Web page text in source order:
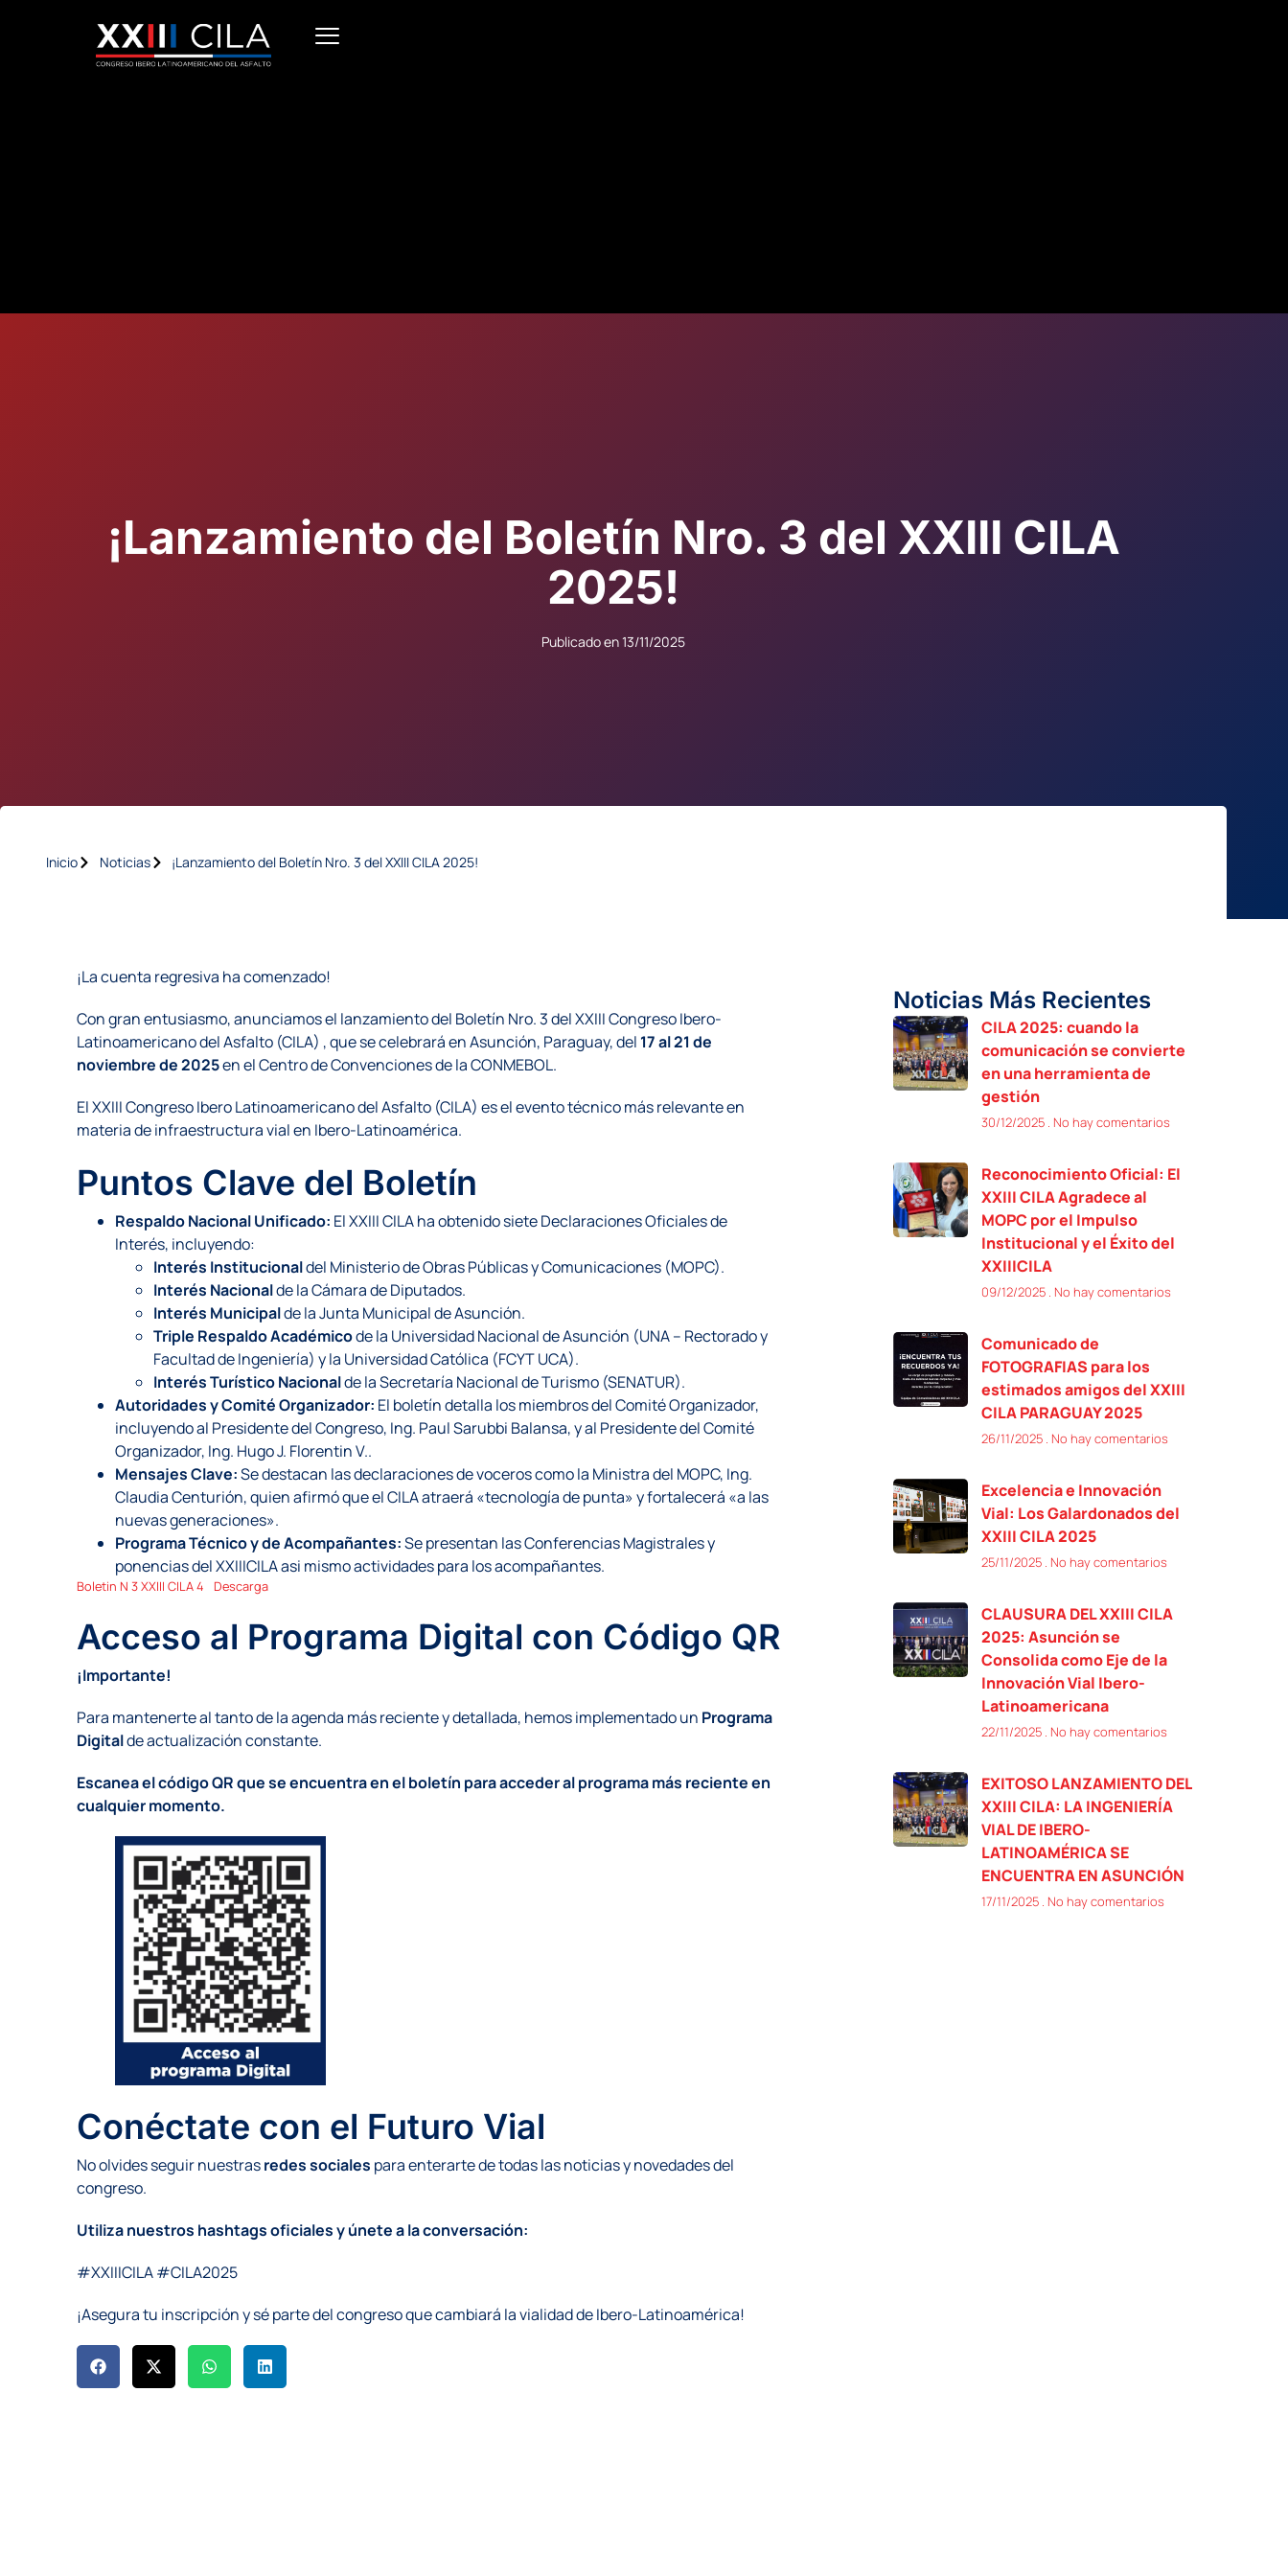
¡Lanzamiento del Boletín Nro. 3 del XXIII CILA
2025!
Publicado en13/11/2025
Inicio Noticias ¡Lanzamiento del Boletín Nro. 3 del XXIII CILA 2025!
¡La cuenta regresiva ha comenzado!
Con gran entusiasmo, anunciamos el lanzamiento del Boletín Nro. 3 del XXIII Congreso Ibero-
Latinoamericano del Asfalto (CILA) , que se celebrará en Asunción, Paraguay, del 17 al 21 de
noviembre de 2025en el Centro de Convenciones de la CONMEBOL.
El XXIII Congreso Ibero Latinoamericano del Asfalto (CILA) es el evento técnico más relevante en
materia de infraestructura vial en Ibero-Latinoamérica.
Puntos Clave del Boletín
Respaldo Nacional Unificado: El XXIII CILA ha obtenido siete Declaraciones Oficiales de
Interés, incluyendo:
Interés Institucionaldel Ministerio de Obras Públicas y Comunicaciones (MOPC).
Interés Nacionalde la Cámara de Diputados.
Interés Municipalde la Junta Municipal de Asunción.
Triple Respaldo Académicode la Universidad Nacional de Asunción (UNA – Rectorado y
Facultad de Ingeniería) y la Universidad Católica (FCYT UCA).
Interés Turístico Nacionalde la Secretaría Nacional de Turismo (SENATUR).
Autoridades y Comité Organizador: El boletín detalla los miembros del Comité Organizador,
incluyendo al Presidente del Congreso, Ing. Paul Sarubbi Balansa, y al Presidente del Comité
Organizador, Ing. Hugo J. Florentin V..
Mensajes Clave:Se destacan las declaraciones de voceros como la Ministra del MOPC, Ing.
Claudia Centurión, quien afirmó que el CILA atraerá «tecnología de punta» y fortalecerá «a las
nuevas generaciones».
Programa Técnico y de Acompañantes:Se presentan las Conferencias Magistrales y
ponencias del XXIIICILA asi mismo actividades para los acompañantes.
Boletin N 3 XXIII CILA 4 Descarga
Acceso al Programa Digital con Código QR
¡Importante!
Para mantenerte al tanto de la agenda más reciente y detallada, hemos implementado un Programa
Digitalde actualización constante.
Escanea el código QR que se encuentra en el boletín para acceder al programa más reciente en
cualquier momento.
Conéctate con el Futuro Vial
No olvides seguir nuestrasredes sociales para enterarte de todas las noticias y novedades del
congreso.
Utiliza nuestros hashtags oficiales y únete a la conversación:
#XXIIICILA #CILA2025
¡Asegura tu inscripción y sé parte del congreso que cambiará la vialidad de Ibero-Latinoamérica!
Noticias Más Recientes
CILA 2025: cuando la
comunicación se convierte
en una herramienta de
gestión
30/12/2025 No hay comentarios
Reconocimiento Oficial: El
XXIII CILA Agradece al
MOPC por el Impulso
Institucional y el Éxito del
XXIIICILA
09/12/2025 No hay comentarios
Comunicado de
FOTOGRAFIAS para los
estimados amigos del XXIII
CILA PARAGUAY 2025
26/11/2025 No hay comentarios
Excelencia e Innovación
Vial: Los Galardonados del
XXIII CILA 2025
25/11/2025 No hay comentarios
CLAUSURA DEL XXIII CILA
2025: Asunción se
Consolida como Eje de la
Innovación Vial Ibero-
Latinoamericana
22/11/2025 No hay comentarios
EXITOSO LANZAMIENTO DEL
XXIII CILA: LA INGENIERÍA
VIAL DE IBERO-
LATINOAMÉRICA SE
ENCUENTRA EN ASUNCIÓN
17/11/2025 No hay comentarios